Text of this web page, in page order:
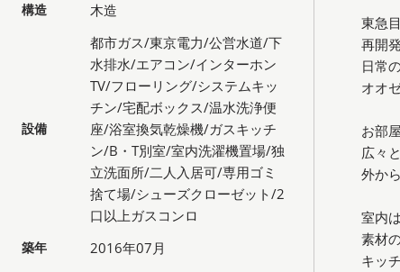
構造 木造
設備
都市ガス/東京電力/公営水道/下
水排水/エアコン/インターホン
TV/フローリング/システムキッ
チン/宅配ボックス/温水洗浄便
座/浴室換気乾燥機/ガスキッチ
ン/B・T別室/室内洗濯機置場/独
立洗面所/二人入居可/専用ゴミ
捨て場/シューズクローゼット/2
口以上ガスコンロ
築年 2016年07月
東急
再開
日常
オオ
お部
広々
外か
室内
素材
キッ